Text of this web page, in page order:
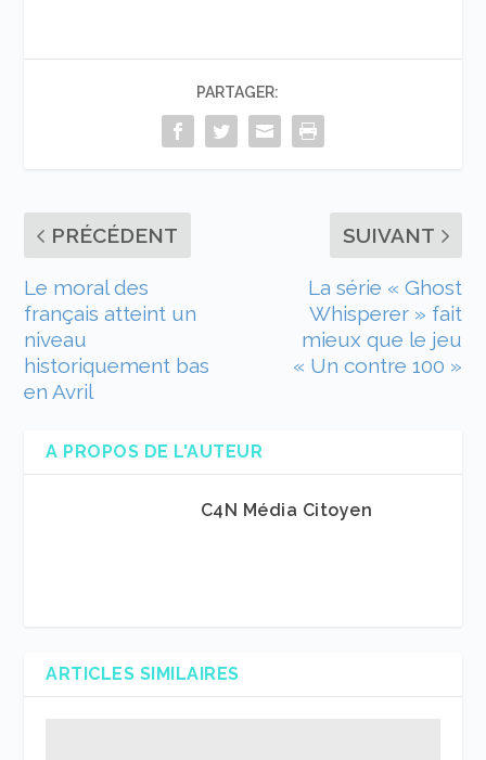
PARTAGER:
PRÉCÉDENT
Le moral des
français atteint un
niveau
historiquement bas
en Avril
SUIVANT
La série « Ghost
Whisperer » fait
mieux que le jeu
« Un contre 100 »
A PROPOS DE L'AUTEUR
C4N Média Citoyen
ARTICLES SIMILAIRES